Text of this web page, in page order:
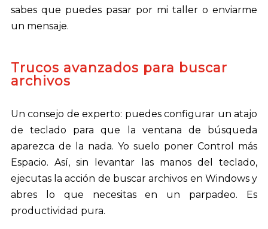
sabes que puedes pasar por mi taller o enviarme
un mensaje.
Trucos avanzados para buscar
archivos
Un consejo de experto: puedes configurar un atajo
de teclado para que la ventana de búsqueda
aparezca de la nada. Yo suelo poner Control más
Espacio. Así, sin levantar las manos del teclado,
ejecutas la acción de buscar archivos en Windows y
abres lo que necesitas en un parpadeo. Es
productividad pura.